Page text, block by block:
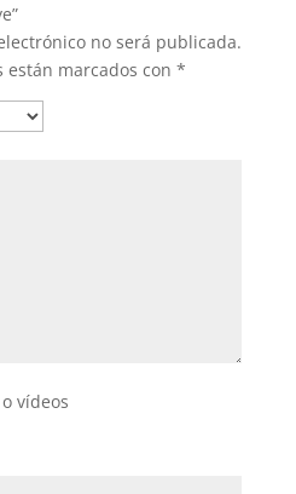
no será publicada.
están marcados con *
vídeos